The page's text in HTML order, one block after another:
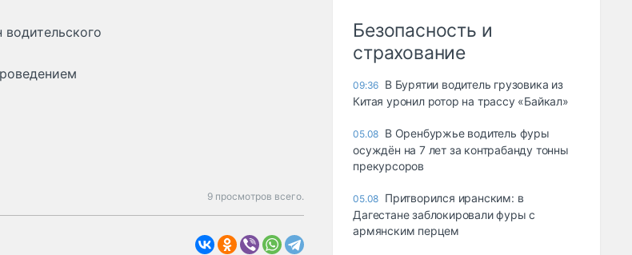
9 просмотров всего.
Безопасность и
страхование
09:36 В Бурятии водитель грузовика из
Китая уронил ротор на трассу «Байкал»
05.08 В Оренбуржье водитель фуры
осуждён на 7 лет за контрабанду тонны
прекурсоров
05.08 Притворился иранским: в
Дагестане заблокировали фуры с
армянским перцем